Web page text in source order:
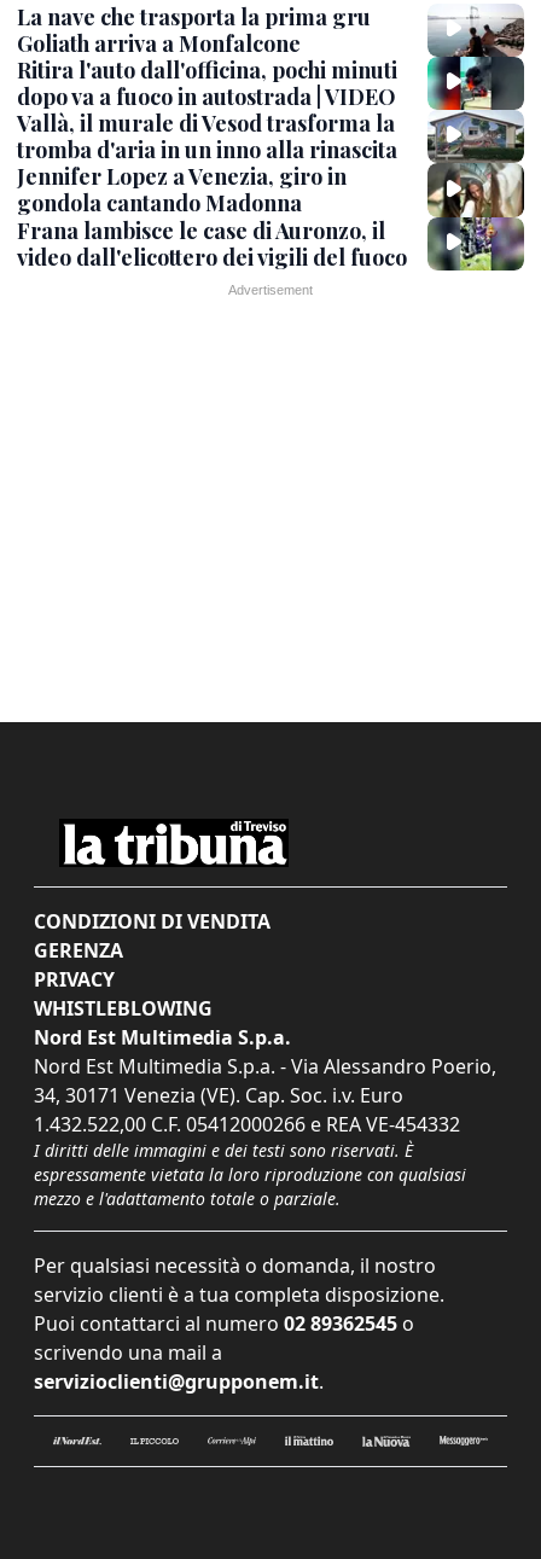
La nave che trasporta la prima gru
Goliath arriva a Monfalcone
Ritira l'auto dall'officina, pochi minuti
dopo va a fuoco in autostrada | VIDEO
Vallà, il murale di Vesod trasforma la
tromba d'aria in un inno alla rinascita
Jennifer Lopez a Venezia, giro in
gondola cantando Madonna
Frana lambisce le case di Auronzo, il
video dall'elicottero dei vigili del fuoco
CONDIZIONI DI VENDITA
GERENZA
PRIVACY
WHISTLEBLOWING
Nord Est Multimedia S.p.a.
Nord Est Multimedia S.p.a. - Via Alessandro Poerio,
34, 30171 Venezia (VE). Cap. Soc. i.v. Euro
1.432.522,00 C.F. 05412000266 e REA VE-454332
I diritti delle immagini e dei testi sono riservati. È
espressamente vietata la loro riproduzione con qualsiasi
mezzo e l'adattamento totale o parziale.
Per qualsiasi necessità o domanda, il nostro
servizio clienti è a tua completa disposizione.
Puoi contattarci al numero 02 89362545 o
scrivendo una mail a
servizioclienti@grupponem.it.